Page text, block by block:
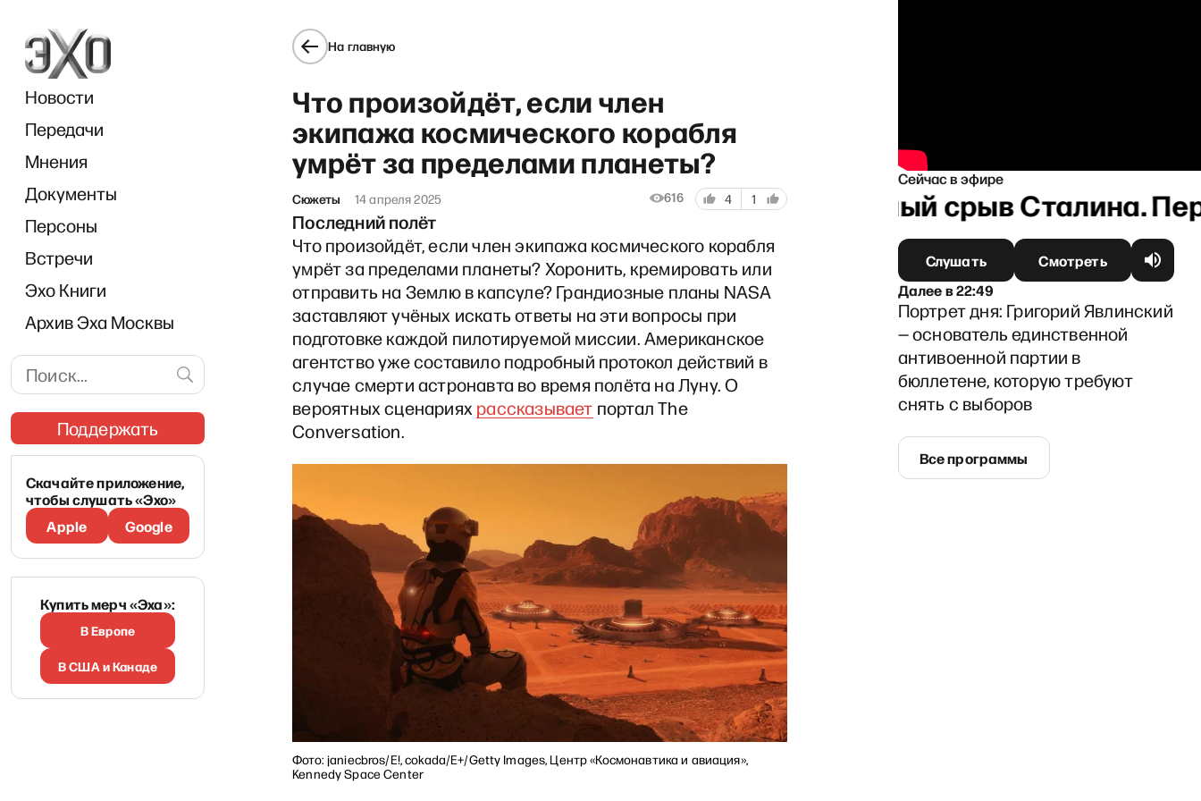
Новости
Передачи
Мнения
Документы
Персоны
Встречи
Эхо Книги
Архив Эха Москвы
Поддержать
Скачайте приложение,
чтобы слушать «Эхо»
Apple
Google
Купить мерч «Эха»:
В Европе
В США и Канаде
На главную
Что произойдёт, если член
экипажа космического корабля
умрёт за пределами планеты?
Сюжеты 14 апреля 2025 616 4 1
Последний полёт
Что произойдёт, если член экипажа космического корабля
умрёт за пределами планеты? Хоронить, кремировать или
отправить на Землю в капсуле? Грандиозные планы NASA
заставляют учёных искать ответы на эти вопросы при
подготовке каждой пилотируемой миссии. Американское
агентство уже составило подробный протокол действий в
случае смерти астронавта во время полёта на Луну. О
вероятных сценариях рассказывает портал The
Conversation.
Фото: janiecbros/E!, cokada/E+/Getty Images, Центр «Космонавтика и авиация»,
Kennedy Space Center
Сейчас в эфире
«Подкаст Сергея Смирнова»: Нервный срыв Сталина.
Слушать
Смотреть
Далеев22:49
Портрет дня: Григорий Явлинский
— основатель единственной
антивоенной партии в
бюллетене, которую требуют
снять с выборов
Все программы